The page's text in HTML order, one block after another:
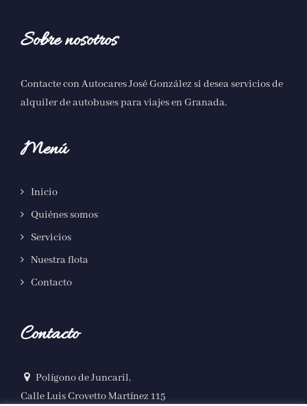
Sobre nosotros
Contacte con Autocares José González si desea servicios de
alquiler de autobuses para viajes en Granada.
Menú
Inicio
Quiénes somos
Servicios
Nuestra flota
Contacto
Contacto
Polígono de Juncaril,
Calle Luis Crovetto Martínez 115